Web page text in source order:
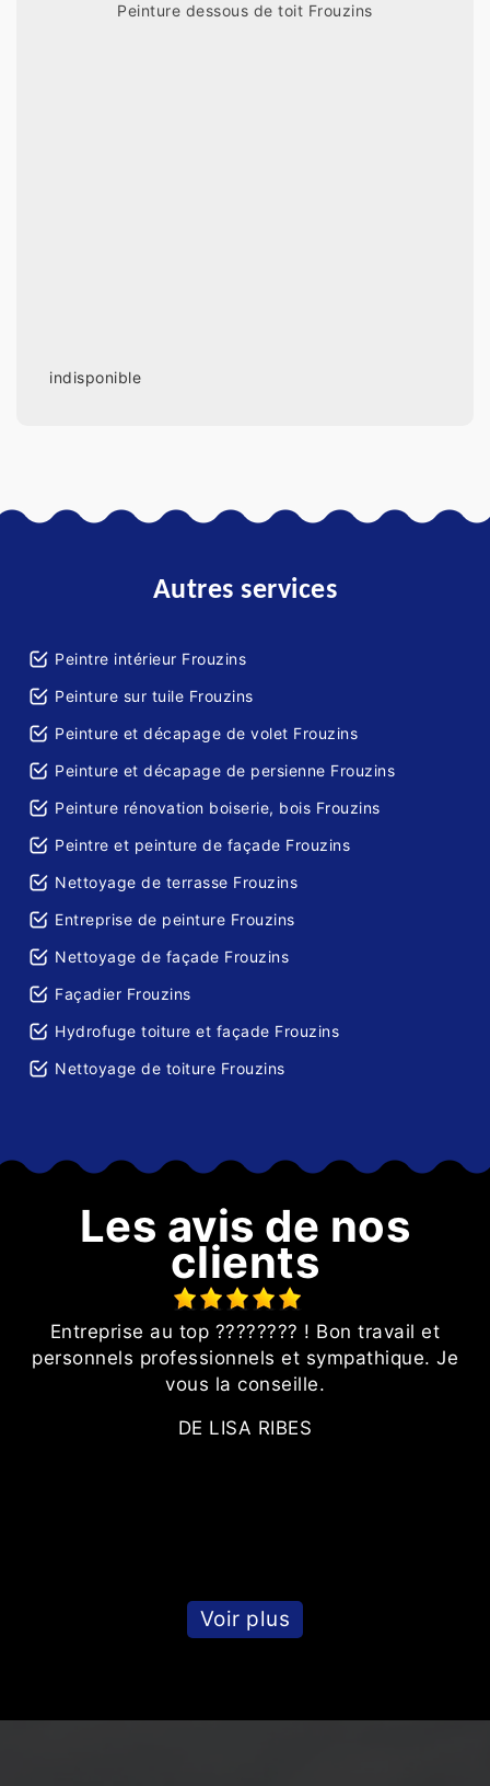
Peinture dessous de toit Frouzins
indisponible
Autres services
Peintre intérieur Frouzins
Peinture sur tuile Frouzins
Peinture et décapage de volet Frouzins
Peinture et décapage de persienne Frouzins
Peinture rénovation boiserie, bois Frouzins
Peintre et peinture de façade Frouzins
Nettoyage de terrasse Frouzins
Entreprise de peinture Frouzins
Nettoyage de façade Frouzins
Façadier Frouzins
Hydrofuge toiture et façade Frouzins
Nettoyage de toiture Frouzins
Les avis de nos
clients
Entreprise au top ???????? ! Bon travail et
personnels professionnels et sympathique. Je
vous la conseille.
DE LISA RIBES
Voir plus